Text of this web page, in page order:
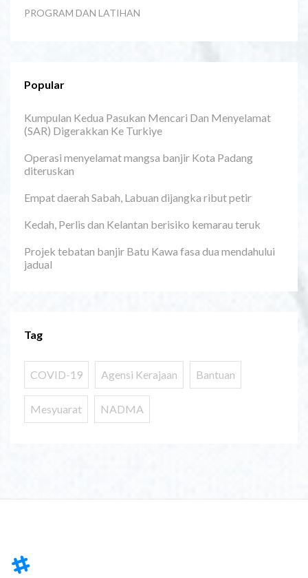
PROGRAM DAN LATIHAN
Popular
Kumpulan Kedua Pasukan Mencari Dan Menyelamat
(SAR) Digerakkan Ke Turkiye
Operasi menyelamat mangsa banjir Kota Padang
diteruskan
Empat daerah Sabah, Labuan dijangka ribut petir
Kedah, Perlis dan Kelantan berisiko kemarau teruk
Projek tebatan banjir Batu Kawa fasa dua mendahului
jadual
Tag
COVID-19 Agensi Kerajaan Bantuan
Mesyuarat NADMA